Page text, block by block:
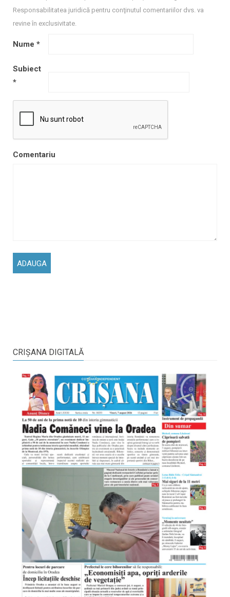
Responsabilitatea juridică pentru conţinutul comentariilor dvs. va
revine în exclusivitate.
Nume *
Subiect
*
Comentariu
CRIŞANA DIGITALĂ